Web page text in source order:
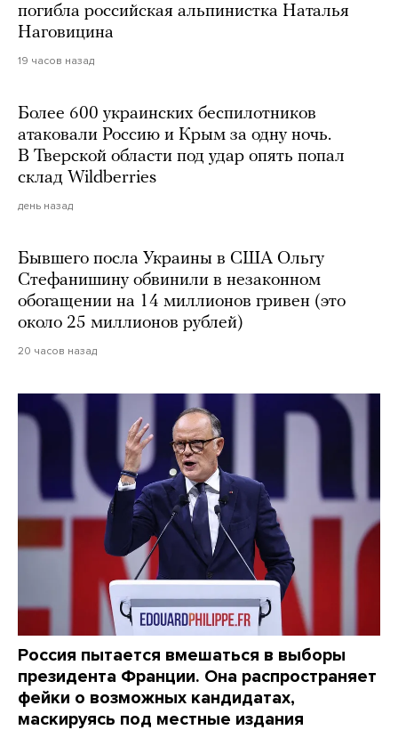
погибла российская альпинистка Наталья
Наговицина
19 часов назад
Более 600 украинских беспилотников
атаковали Россию и Крым за одну ночь.
В Тверской области под удар опять попал
склад Wildberries
день назад
Бывшего посла Украины в США Ольгу
Стефанишину обвинили в незаконном
обогащении на 14 миллионов гривен (это
около 25 миллионов рублей)
20 часов назад
Россия пытается вмешаться в выборы
президента Франции. Она распространяет
фейки о возможных кандидатах,
маскируясь под местные издания